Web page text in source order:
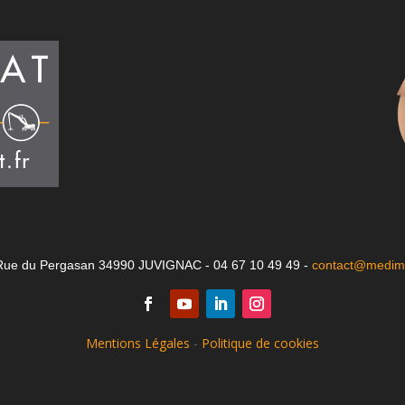
du Pergasan 34990 JUVIGNAC - 04 67 10 49 49 -
Mentions Légales - Politique de cookies